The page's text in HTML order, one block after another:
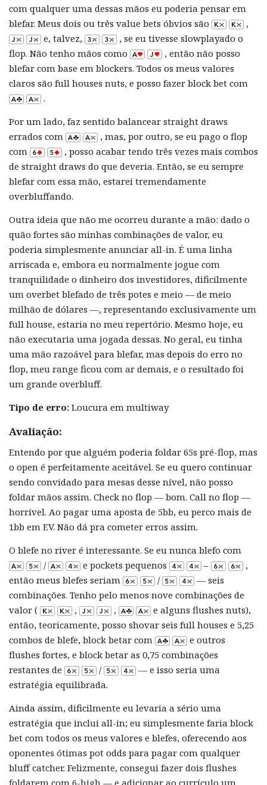
com qualquer uma dessas mãos eu poderia pensar em
blefar. Meus dois ou três value bets óbvios são
,
e, talvez,
, se eu tivesse slowplayado o
flop. Não tenho mãos como
, então não posso
blefar com base em blockers. Todos os meus valores
claros são full houses nuts, e posso fazer block bet com
.
Por um lado, faz sentido balancear straight draws
errados com
, mas, por outro, se eu pago o flop
com
, posso acabar tendo três vezes mais combos
de straight draws do que deveria. Então, se eu sempre
blefar com essa mão, estarei tremendamente
overbluffando.
Outra ideia que não me ocorreu durante a mão: dado o
quão fortes são minhas combinações de valor, eu
poderia simplesmente anunciar all-in. É uma linha
arriscada e, embora eu normalmente jogue com
tranquilidade o dinheiro dos investidores, dificilmente
um overbet blefado de três potes e meio — de meio
milhão de dólares —, representando exclusivamente um
full house, estaria no meu repertório. Mesmo hoje, eu
não executaria uma jogada dessas. No geral, eu tinha
uma mão razoável para blefar, mas depois do erro no
flop, meu range ficou com ar demais, e o resultado foi
um grande overbluff.
Tipo de erro: Loucura em multiway
Avaliação:
Entendo por que alguém poderia foldar 65s pré-flop, mas
o open é perfeitamente aceitável. Se eu quero continuar
sendo convidado para mesas desse nível, não posso
foldar mãos assim. Check no flop — bom. Call no flop —
horrível. Ao pagar uma aposta de 5bb, eu perco mais de
1bb em EV. Não dá pra cometer erros assim.
O blefe no river é interessante. Se eu nunca blefo com
/
e pockets pequenos –
,
então meus blefes seriam
/
— seis
combinações. Tenho pelo menos nove combinações de
valor (
, ,
e alguns flushes nuts),
então, teoricamente, posso shovar seis full houses e 5,25
combos de blefe, block betar com
e outros
flushes fortes, e block betar as 0,75 combinações
restantes de
/
— e isso seria uma
estratégia equilibrada.
Ainda assim, dificilmente eu levaria a sério uma
estratégia que inclui all-in; eu simplesmente faria block
bet com todos os meus valores e blefes, oferecendo aos
oponentes ótimas pot odds para pagar com qualquer
bluff catcher. Felizmente, consegui fazer dois flushes
foldarem com 6-high — e adicionar ao currículo um